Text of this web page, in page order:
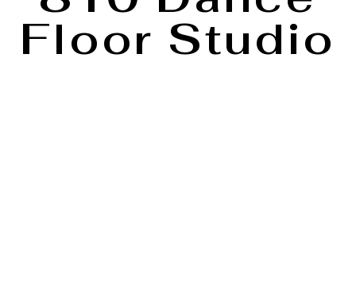
Floor Studio